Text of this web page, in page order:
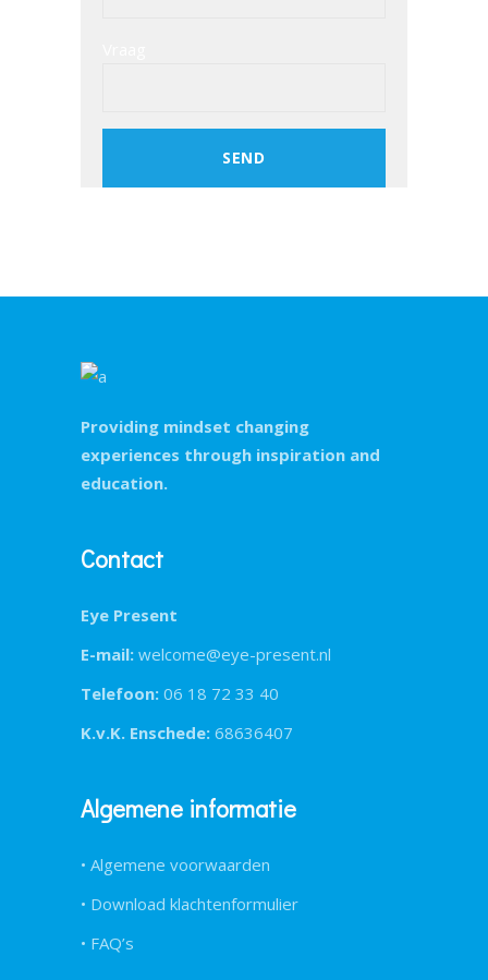
Providing mindset changing
experiences through inspiration and
education.
Contact
Eye Present
E-mail: welcome@eye-present.nl
Telefoon: 06 18 72 33 40
K.v.K. Enschede: 68636407
Algemene informatie
• Algemene voorwaarden
• Download klachtenformulier
• FAQ’s